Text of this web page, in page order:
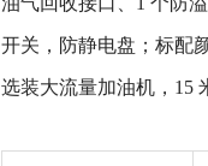
开关，防静电盘；标配
选装大流量加油机，15